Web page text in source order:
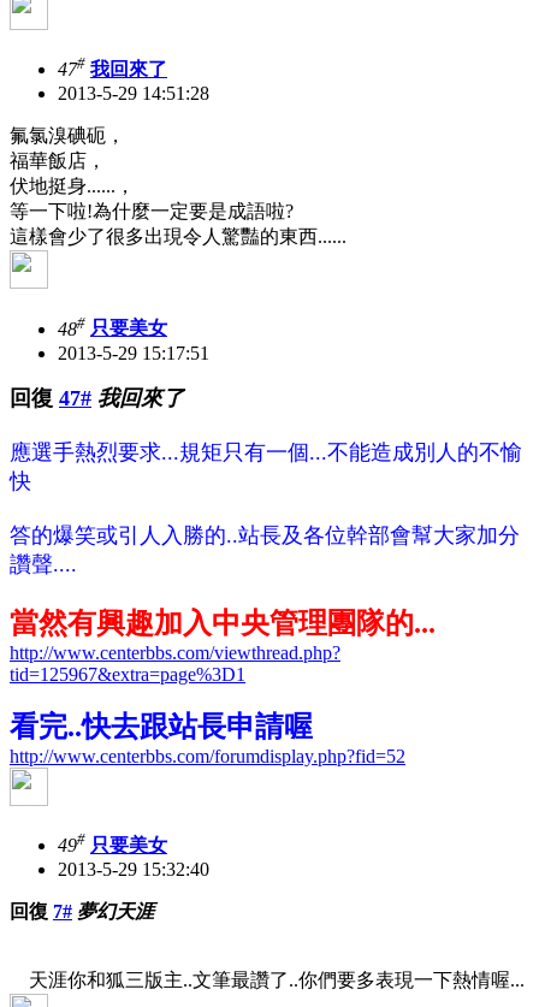
47# 我回來了
2013-5-29 14:51:28
氟氯溴碘砈，
福華飯店，
伏地挺身......，
等一下啦!為什麼一定要是成語啦?
這樣會少了很多出現令人驚豔的東西......
48# 只要美女
2013-5-29 15:17:51
回復 47# 我回來了
應選手熱烈要求...規矩只有一個...不能造成別人的不愉
快
答的爆笑或引人入勝的..站長及各位幹部會幫大家加分
讚聲....
當然有興趣加入中央管理團隊的...
http://www.centerbbs.com/viewthread.php?
tid=125967&extra=page%3D1
看完..快去跟站長申請喔
http://www.centerbbs.com/forumdisplay.php?fid=52
49# 只要美女
2013-5-29 15:32:40
回復 7# 夢幻天涯
天涯你和狐三版主..文筆最讚了..你們要多表現一下熱情喔...